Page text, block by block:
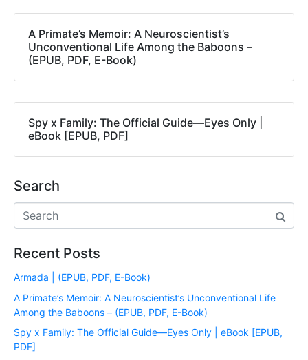
A Primate’s Memoir: A Neuroscientist’s
Unconventional Life Among the Baboons –
(EPUB, PDF, E-Book)
Spy x Family: The Official Guide―Eyes Only |
eBook [EPUB, PDF]
Search
Recent Posts
Armada | (EPUB, PDF, E-Book)
A Primate’s Memoir: A Neuroscientist’s Unconventional Life
Among the Baboons – (EPUB, PDF, E-Book)
Spy x Family: The Official Guide―Eyes Only | eBook [EPUB,
PDF]